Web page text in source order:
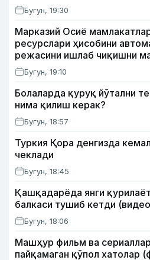
Бугун, 19:30
Марказий Осиё
ресурслари ҳисобини
режасини ишлаб чиқишни
Бугун, 19:10
Болаларда қуруқ йўтални
нима қилиш керак?
Бугун, 18:57
Туркия Қора денгизда
чеклади
Бугун, 18:45
Қашқадарёда янги
балкаси тушиб кетди
Бугун, 18:06
Машҳур фильм ва
пайқамаган қўпол хатолар